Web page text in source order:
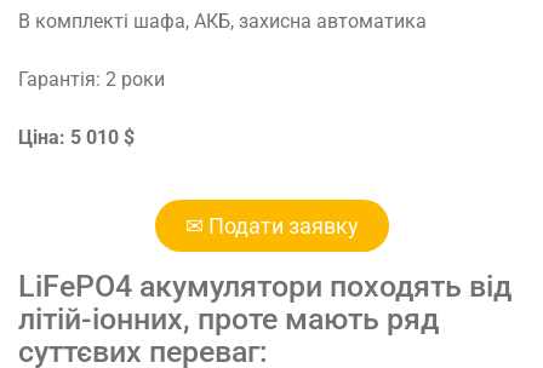
В комплекті шафа, АКБ, захисна автоматика
Гарантія: 2 роки
Ціна: 5 010 $
✉ Подати заявку
LiFePO4 акумулятори походять від
літій-іонних, проте мають ряд
суттєвих переваг: